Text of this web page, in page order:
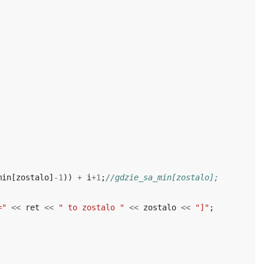
[zostalo] -1 )) + i+1 ;//gdzie_sa_min[zostalo];
<< ret << " to zostalo " << zostalo << "]" ;